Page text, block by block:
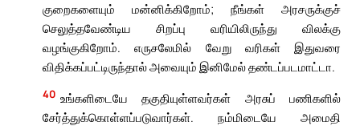
குறைகளையும் மன்னிக்கிறோம்; நீங்கள் அரசருக்குச்
செலுத்தவேண்டிய சிறப்பு வரியிலிருந்து விலக்கு
வழங்குகிறோம். எருசலேமில் வேறு வரிகள் இதுவரை
விதிக்கப்பட்டிருந்தால் அவையும் இனிமேல் தண்டப்படமாட்டா.
40 உங்களிடையே தகுதியுள்ளவர்கள் அரசுப் பணிகளில்
சேர்த்துக்கொள்ளப்படுவார்கள். நம்மிடையே அமைதி